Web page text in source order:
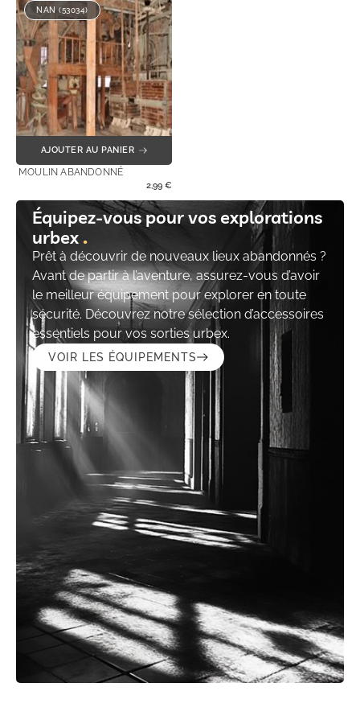
NAN (53034)
AJOUTER AU PANIER
MOULIN ABANDONNÉ
2,99 €
Équipez-vous pour vos explorations
urbex
Prêt à découvrir de nouveaux lieux abandonnés ?
Avant de partir à l’aventure, assurez-vous d’avoir
le meilleur équipement pour explorer en toute
sécurité. Découvrez notre sélection d’accessoires
essentiels pour vos sorties urbex.
VOIR LES ÉQUIPEMENTS